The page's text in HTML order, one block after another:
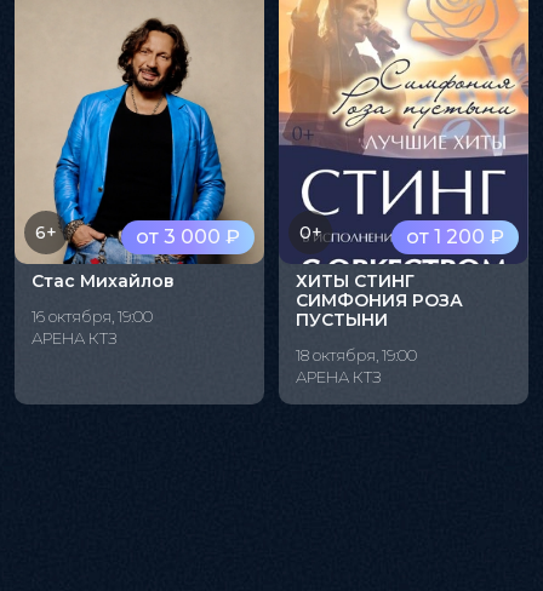
от 3 000 ₽
6+
Стас Михайлов
16 октября, 19:00
АРЕНА КТЗ
от 1 200 ₽
0+
ХИТЫ СТИНГ
СИМФОНИЯ РОЗА
ПУСТЫНИ
18 октября, 19:00
АРЕНА КТЗ